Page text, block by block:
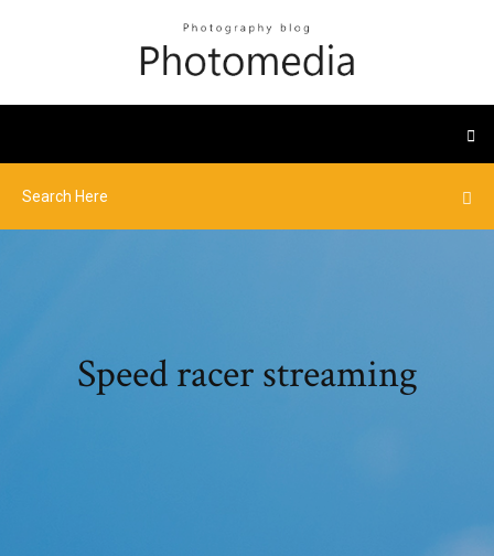
Speed racer streaming